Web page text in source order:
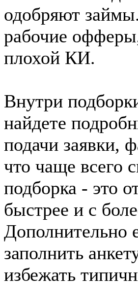
одобряют
рабочие
плохой КИ.
Внутри
найдете
подачи заявки,
что чаще всего
подборка - это
быстрее и с
Дополнительно
заполнить
избежать